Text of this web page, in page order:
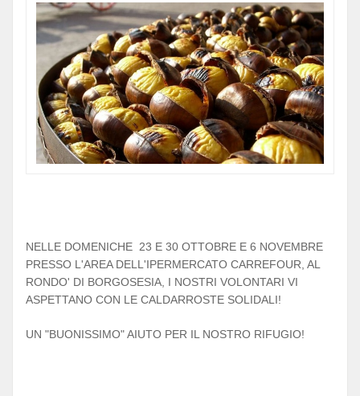
NELLE DOMENICHE 23 E 30 OTTOBRE E 6 NOVEMBRE
PRESSO L'AREA DELL'IPERMERCATO CARREFOUR, AL
RONDO' DI BORGOSESIA, I NOSTRI VOLONTARI VI
ASPETTANO CON LE CALDARROSTE SOLIDALI!
UN "BUONISSIMO" AIUTO PER IL NOSTRO RIFUGIO!